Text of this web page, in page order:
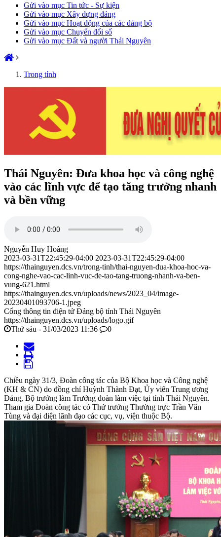
Gửi vào mục Tin tức - Sự kiện
Gửi vào mục Xây dựng đảng
Gửi vào mục Hoạt động của các đảng bộ
Gửi vào mục Chuyển đổi số
Gửi vào mục Đất và người Thái Nguyên
Trong tỉnh
Thái Nguyên: Đưa khoa học và công nghệ
vào các lĩnh vực để tạo tăng trưởng nhanh
và bền vững
Nguyễn Huy Hoàng
2023-03-31T22:45:29-04:00 2023-03-31T22:45:29-04:00
https://thainguyen.dcs.vn/trong-tinh/thai-nguyen-dua-khoa-hoc-va-
cong-nghe-vao-cac-linh-vuc-de-tao-tang-truong-nhanh-va-ben-
vung-621.html
https://thainguyen.dcs.vn/uploads/news/2023_04/image-
20230401093706-1.jpeg
Cổng thông tin điện tử Đảng bộ tỉnh Thái Nguyên
https://thainguyen.dcs.vn/uploads/logo.gif
Thứ sáu - 31/03/2023 11:36
0
Chiều ngày 31/3, Đoàn công tác của Bộ Khoa học và Công nghệ
(KH & CN) do đồng chí Huỳnh Thành Đạt, Ủy viên Trung ương
Đảng, Bộ trưởng làm Trưởng đoàn làm việc tại tỉnh Thái Nguyên.
Tham gia Đoàn công tác có Thứ trưởng Thường trực Trần Văn
Tùng và đại diện lãnh đạo các cục, vụ, viện thuộc Bộ.